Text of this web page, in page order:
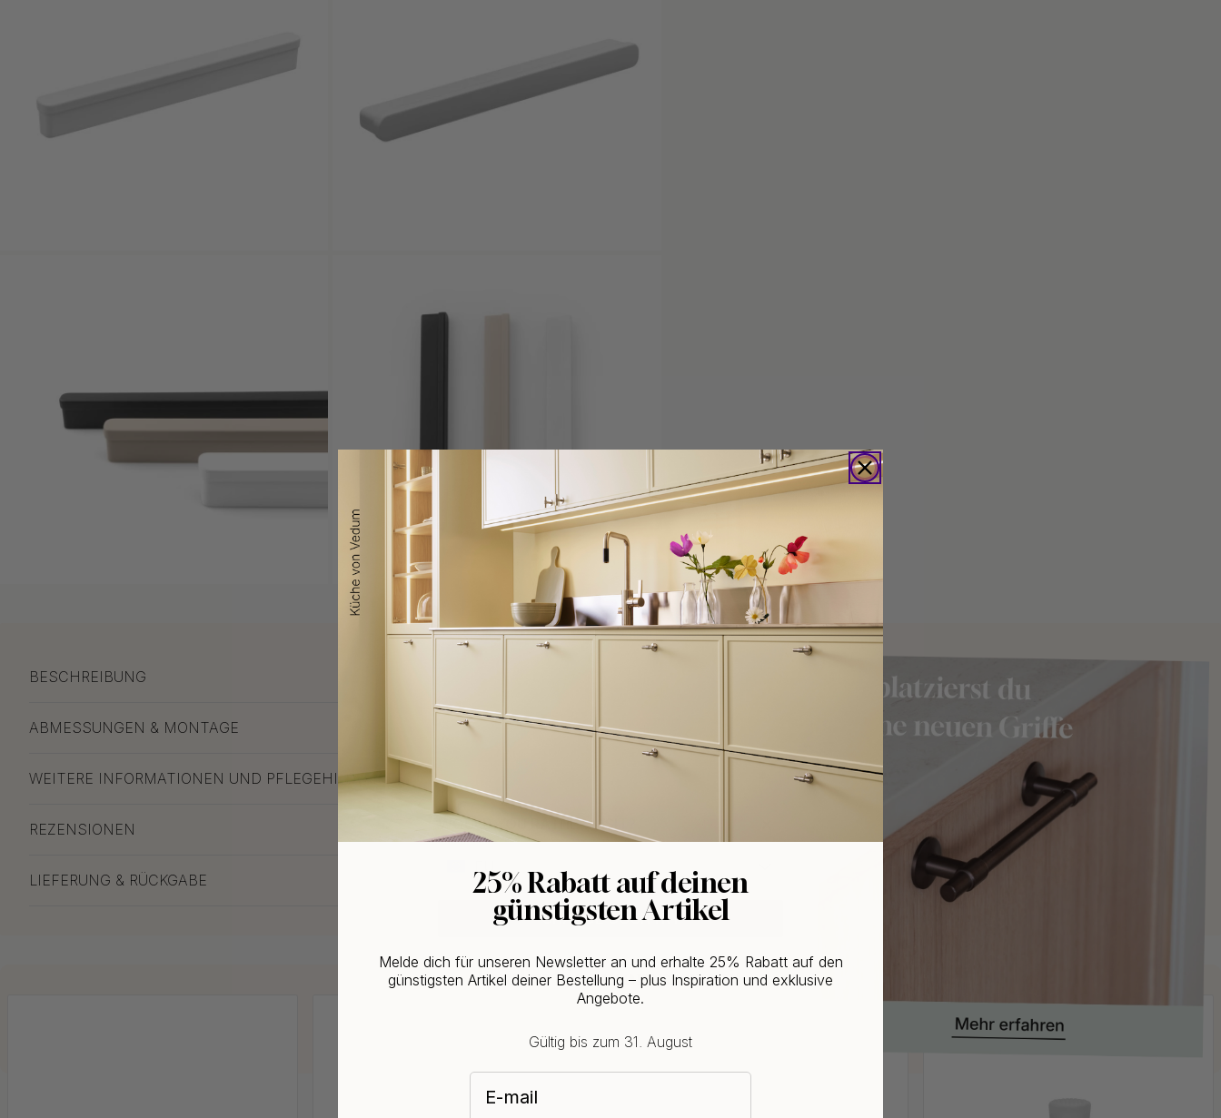
BESCHREIBUNG
ABMESSUNGEN & MONTAGE
WEITERE INFORMATIONEN UND PFLEGEHINWEISE
REZENSIONEN
LIEFERUNG & RÜCKGABE
Kaufen Sie zusammen mit
WOULD YOU RATHER VISIT?
EU
CHANGE COUNTRY
25% Rabatt auf deinen
günstigsten Artikel
Melde dich für unseren Newsletter an und erhalte 25% Rabatt auf den
günstigsten Artikel deiner Bestellung – plus Inspiration und exklusive
Angebote.
Gültig bis zum 31. August
E-mail